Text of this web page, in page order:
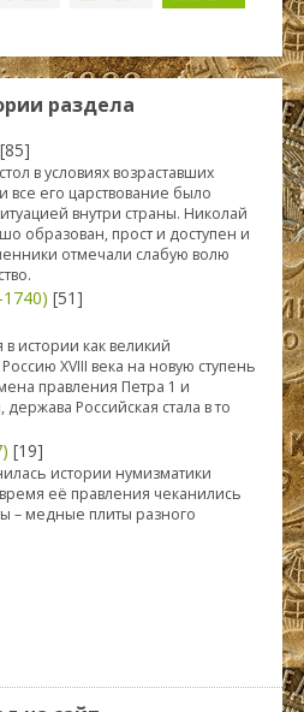
раздела
[85]
в условиях возраставших
его царствование было
внутри страны. Николай
образован, прост и доступен и
отмечали слабую волю
[51]
истории как великий
XVIII века на новую ступень
правления Петра 1 и
Российская стала в то
[19]
истории нумизматики
её правления чеканились
– медные плиты разного